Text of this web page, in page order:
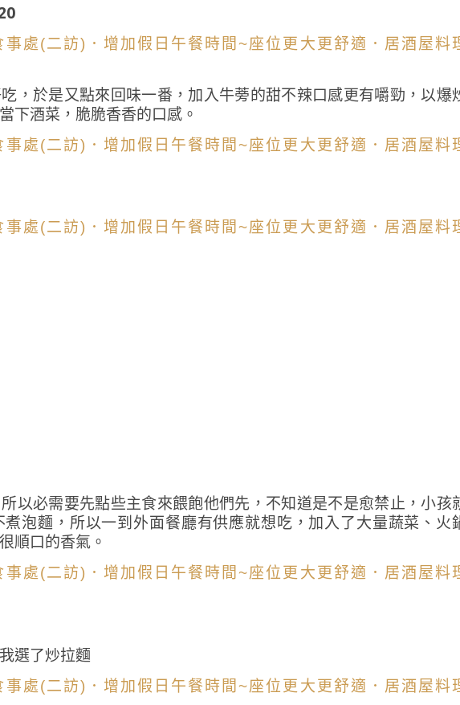
，於是又點來回味一番，加入牛蒡的甜不辣口感更有嚼勁，以爆
下酒菜，脆脆香香的口感。
以必需要先點些主食來餵飽他們先，不知道是不是愈禁止，小孩
泡麵，所以一到外面餐廳有供應就想吃，加入了大量蔬菜、火
順口的香氣。
選了炒拉麵